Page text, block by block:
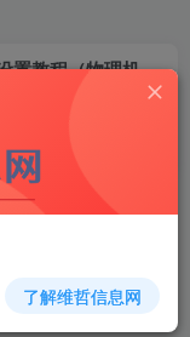
保姆级教程OpenWRT软路由系统安装与设置教程（物理机安装）
了解维哲信息网